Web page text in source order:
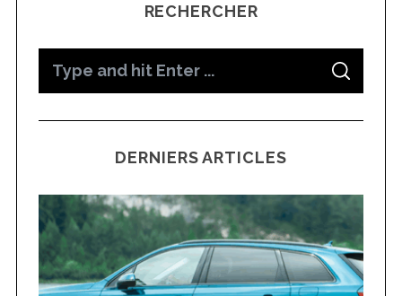
RECHERCHER
f
o
r
:
S
A
C
DERNIERS ARTICLES